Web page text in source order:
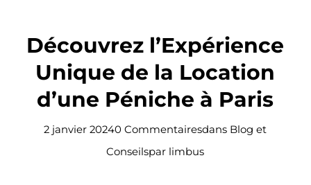
Découvrez l’Expérience
Unique de la Location
d’une Péniche à Paris
2 janvier 20240 Commentairesdans Blog et
Conseilspar limbus